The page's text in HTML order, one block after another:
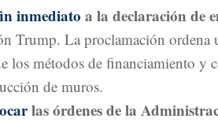
inmediato a la declaración de
Trump. La proclamación ordena
los métodos de financiamiento
de muros.
las órdenes de la